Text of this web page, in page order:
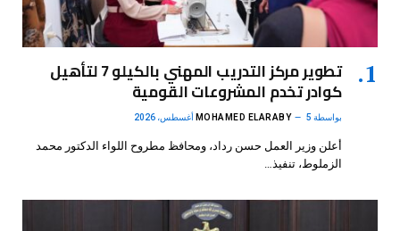
تطوير مركز التدريب المهني بالكيلو 7 لتأهيل
كوادر تخدم المشروعات القومية
بواسطة MOHAMED ELARABY 5 أغسطس، 2026
أعلن وزير العمل حسن رداد، ومحافظ مطروح اللواء الدكتور محمد
الزملوط، تنفيذ…